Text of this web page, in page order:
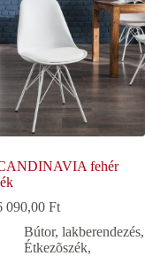
fehér
090,00Ft
Bútor, lakberendezés,
Étkezõszék,